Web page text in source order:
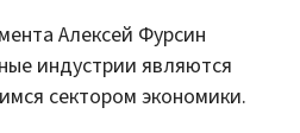
Алексей Фурсин
индустрии являются
сектором экономики.